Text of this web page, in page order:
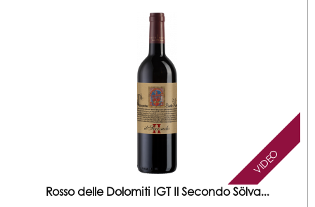
VIDEO
Rosso delle Dolomiti IGT Il Secondo Sölva...